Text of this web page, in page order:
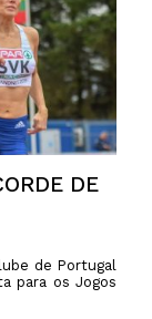
DE
de Portugal
para os Jogos